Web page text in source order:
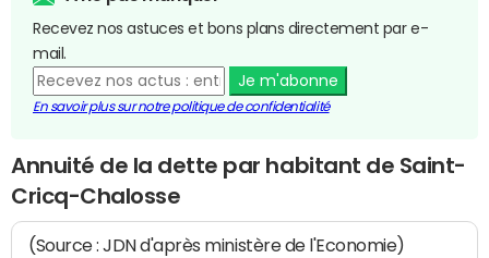
Recevez nos astuces et bons plans directement par e-
mail.
Je m'abonne
En savoir plus sur notre politique de confidentialité
Annuité de la dette par habitant de Saint-
Cricq-Chalosse
(Source : JDN d'après ministère de l'Economie)